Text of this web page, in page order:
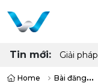
Tin mới:
Giải
5700G,
Home
Bài đăng